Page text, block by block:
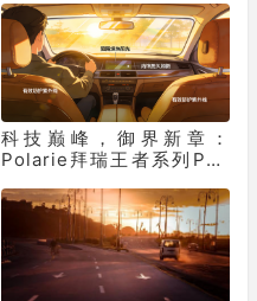
科技巅峰，御界新章：
Polarie拜瑞王者系列P70